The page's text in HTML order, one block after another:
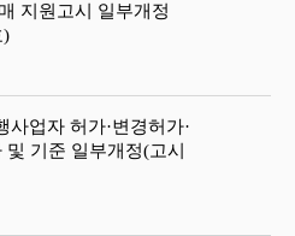
지원고시 일부개정
)
사업자 허가·변경허가·
기준 일부개정(고시